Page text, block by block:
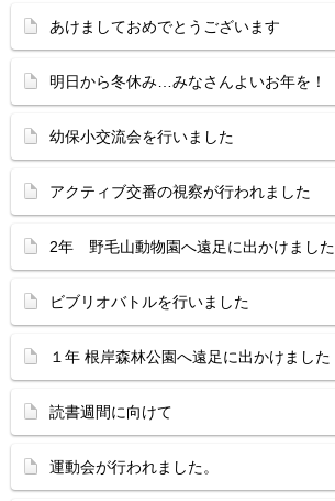
あけましておめでとうございます
明日から冬休み…みなさんよいお年を！
幼保小交流会を行いました
アクティブ交番の視察が行われました
2年 野毛山動物園へ遠足に出かけました
ビブリオバトルを行いました
１年 根岸森林公園へ遠足に出かけました
読書週間に向けて
運動会が行われました。